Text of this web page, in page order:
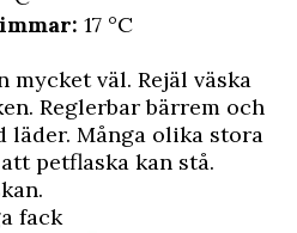
17 °C
mycket väl. Rejäl väska
Reglerbar bärrem och
läder. Många olika stora
petflaska kan stå.
fack